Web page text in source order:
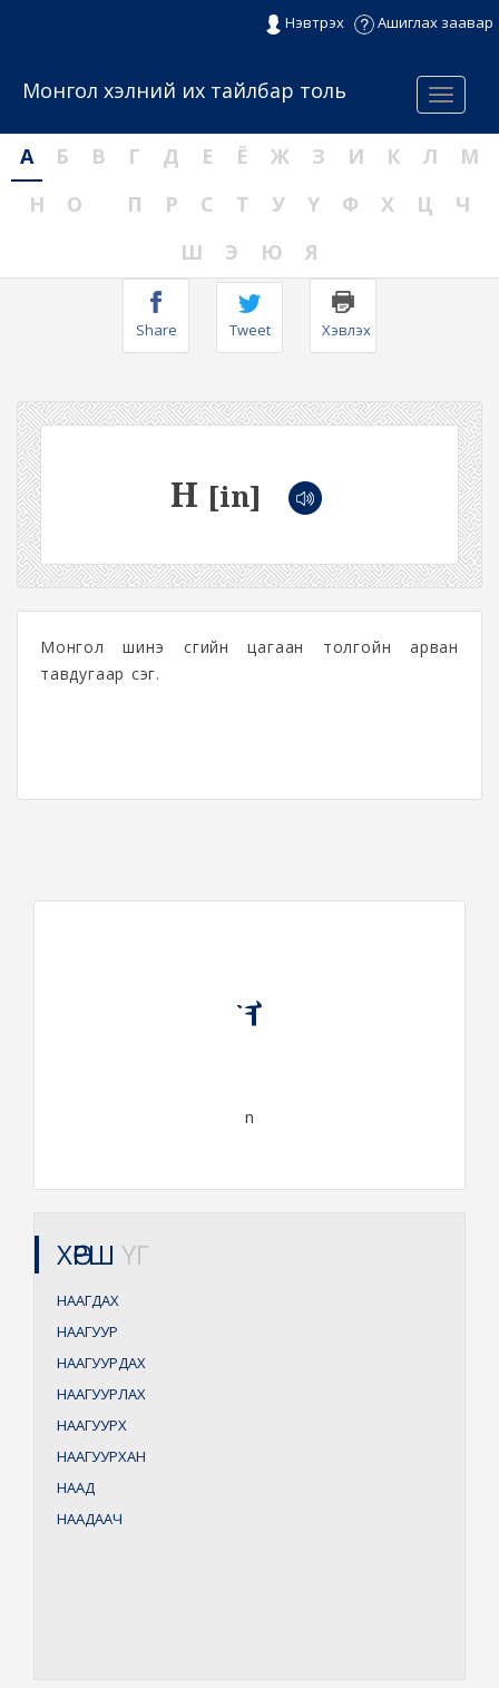
Нэвтрэх Ашиглах заавар
Menu
Монгол хэлний их тайлбар толь
А Б В Г Д Е Ё Ж З И К Л
М
Н
О П Р С Т У Ү Ф Х Ц
Ч
Ш
Э Ю Я
Share Tweet Хэвлэх
Н [in]
Монгол шинэ үсгийн цагаан толгойн арван
тавдугаар үсэг.
ᠨᠨ᠊
n
ХӨРШ ҮГ
НААГДАХ
НААГУУР
НААГУУРДАХ
НААГУУРЛАХ
НААГУУРХ
НААГУУРХАН
НААД
НААДААЧ